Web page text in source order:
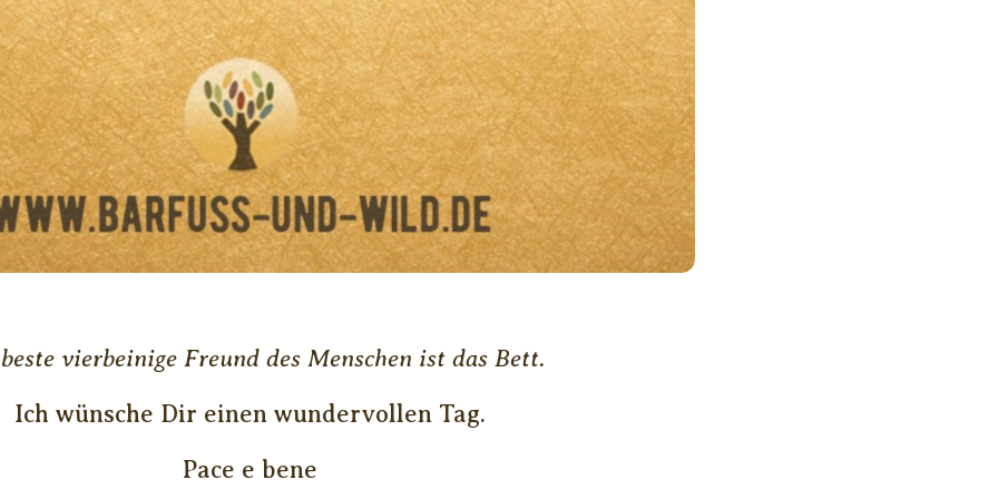
vierbeinige Freund des Menschen ist das Bett.
Ich wünsche Dir einen wundervollen Tag.
Pace e bene